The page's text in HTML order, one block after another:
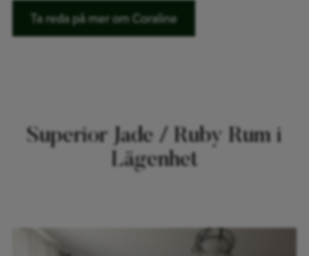
Ta reda på mer om Coraline
Superior Jade / Ruby Rum i
Lägenhet